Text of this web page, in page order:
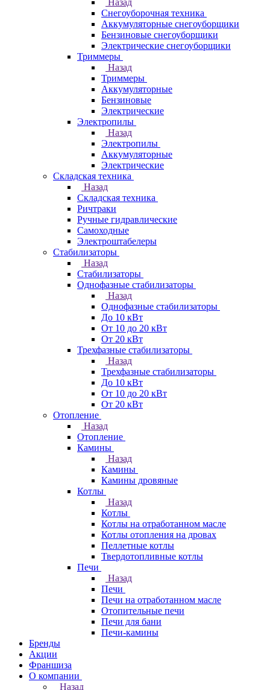
Назад
Снегоуборочная техника
Аккумуляторные снегоуборщики
Бензиновые снегоуборщики
Электрические снегоуборщики
Триммеры
Назад
Триммеры
Аккумуляторные
Бензиновые
Электрические
Электропилы
Назад
Электропилы
Аккумуляторные
Электрические
Складская техника
Назад
Складская техника
Ричтраки
Ручные гидравлические
Самоходные
Электроштабелеры
Стабилизаторы
Назад
Стабилизаторы
Однофазные стабилизаторы
Назад
Однофазные стабилизаторы
До 10 кВт
От 10 до 20 кВт
От 20 кВт
Трехфазные стабилизаторы
Назад
Трехфазные стабилизаторы
До 10 кВт
От 10 до 20 кВт
От 20 кВт
Отопление
Назад
Отопление
Камины
Назад
Камины
Камины дровяные
Котлы
Назад
Котлы
Котлы на отработанном масле
Котлы отопления на дровах
Пеллетные котлы
Твердотопливные котлы
Печи
Назад
Печи
Печи на отработанном масле
Отопительные печи
Печи для бани
Печи-камины
Бренды
Акции
Франшиза
О компании
Назад